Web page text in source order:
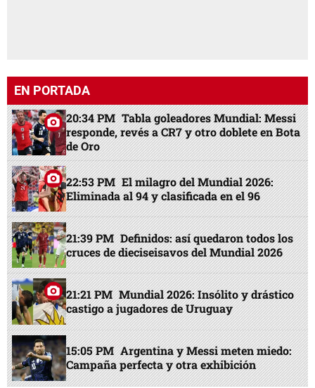
EN PORTADA
20:34 PM Tabla goleadores Mundial: Messi
responde, revés a CR7 y otro doblete en Bota
de Oro
22:53 PM El milagro del Mundial 2026:
Eliminada al 94 y clasificada en el 96
21:39 PM Definidos: así quedaron todos los
cruces de dieciseisavos del Mundial 2026
21:21 PM Mundial 2026: Insólito y drástico
castigo a jugadores de Uruguay
15:05 PM Argentina y Messi meten miedo:
Campaña perfecta y otra exhibición